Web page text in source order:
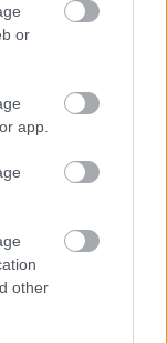
or
app.
other
lennék a
hogy
a bölcsek
nyitottnak
biztos,
kitaláltunk.
tudják,
újdonság is
amiről
róla. És ezt